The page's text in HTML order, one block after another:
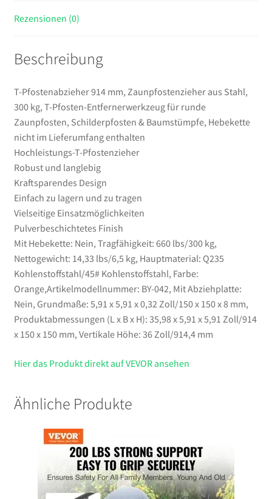
Zaunpfosten,
Baumstümpfe,
nicht
im
Lieferumfang
enthalten
Menge
Rezensionen (0)
Beschreibung
T-Pfostenabzieher 914 mm, Zaunpfostenzieher aus Stahl,
300 kg, T-Pfosten-Entfernerwerkzeug für runde
Zaunpfosten, Schilderpfosten & Baumstümpfe, Hebekette
nicht im Lieferumfang enthalten
Hochleistungs-T-Pfostenzieher
Robust und langlebig
Kraftsparendes Design
Einfach zu lagern und zu tragen
Vielseitige Einsatzmöglichkeiten
Pulverbeschichtetes Finish
Mit Hebekette: Nein, Tragfähigkeit: 660 lbs/300 kg,
Nettogewicht: 14,33 lbs/6,5 kg, Hauptmaterial: Q235
Kohlenstoffstahl/45# Kohlenstoffstahl, Farbe:
Orange,Artikelmodellnummer: BY-042, Mit Abziehplatte:
Nein, Grundmaße: 5,91 x 5,91 x 0,32 Zoll/150 x 150 x 8 mm,
Produktabmessungen (L x B x H): 35,98 x 5,91 x 5,91 Zoll/914
x 150 x 150 mm, Vertikale Höhe: 36 Zoll/914,4 mm
Hier das Produkt direkt auf VEVOR ansehen
Ähnliche Produkte